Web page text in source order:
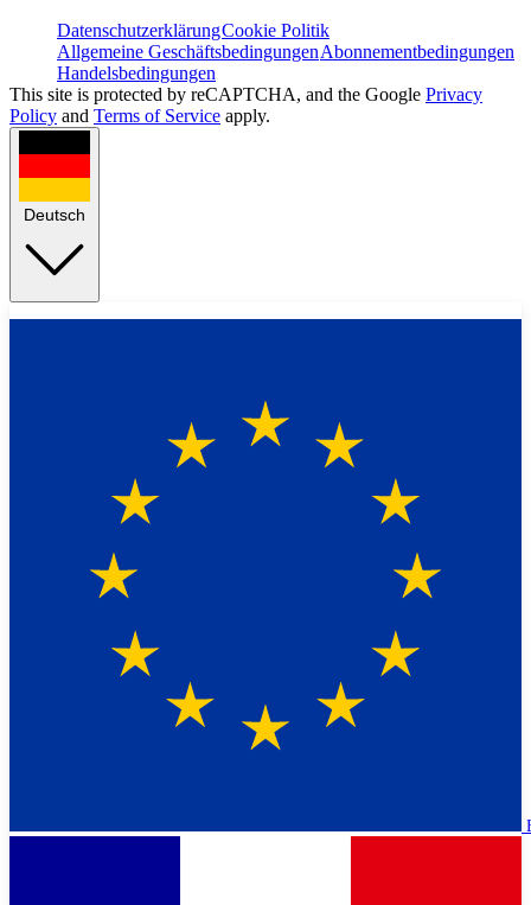
DatenschutzerklärungCookie Politik
Allgemeine GeschäftsbedingungenAbonnementbedingungen
Handelsbedingungen
This site is protected by reCAPTCHA, and the Google Privacy
Policy and Terms of Service apply.
Deutsch